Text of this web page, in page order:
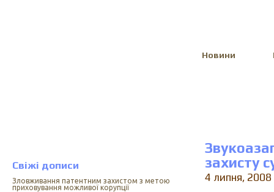
Новини
Свіжі дописи
Зловживання патентним захистом з метою
приховування можливої корупції
захисту
4 липня, 2008